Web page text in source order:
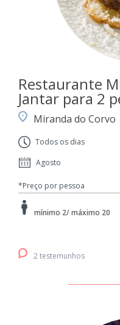
Restaurante
Jantar para 2
Miranda do Corvo
Todos os dias
Agosto
*Preço por pessoa
mínimo 2/ máximo 20
2 testemunhos